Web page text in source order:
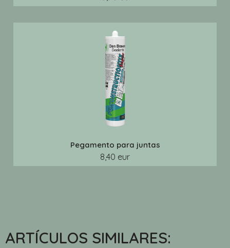
Pegamento para juntas
8,40 eur
ARTÍCULOS SIMILARES: